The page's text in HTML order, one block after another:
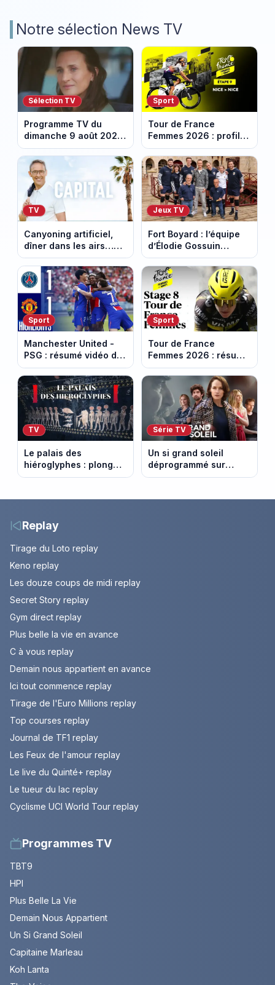
Notre sélection News TV
Sélection TV
Programme TV du
dimanche 9 août 2026
: notre sélection pour
votre soirée télé
Sport
Tour de France
Femmes 2026 : profil
et horaires de la
dernière étape à Nice
TV
Canyoning artificiel,
dîner dans les airs…
les loisirs les plus fous
passés au crible dans
Capital
Jeux TV
Fort Boyard : l’équipe
d’Élodie Gossuin
termine avec une belle
somme pour l'Unicef et
le Refuge
Sport
Manchester United -
PSG : résumé vidéo du
match amical du 8 août
2026
Sport
Tour de France
Femmes 2026 : résumé
vidéo de la 9e étape
entre Sisteron et Nice
TV
Le palais des
hiéroglyphes : plongez
dans la tombe
les archéologues
Série TV
Un si grand soleil
déprogrammé sur
France 3 : cinq
diffusés le 13 août
Replay
Tirage du Loto replay
Keno replay
Les douze coups de midi replay
Secret Story replay
Gym direct replay
Plus belle la vie en avance
C à vous replay
Demain nous appartient en avance
Ici tout commence replay
Tirage de l'Euro Millions replay
Top courses replay
Journal de TF1 replay
Les Feux de l'amour replay
Le live du Quinté+ replay
Le tueur du lac replay
Cyclisme UCI World Tour replay
Programmes TV
TBT9
HPI
Plus Belle La Vie
Demain Nous Appartient
Un Si Grand Soleil
Capitaine Marleau
Koh Lanta